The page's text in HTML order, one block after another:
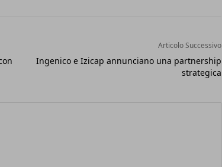
Articolo Successivo
Ingenico e Izicap annunciano una partnership
strategica